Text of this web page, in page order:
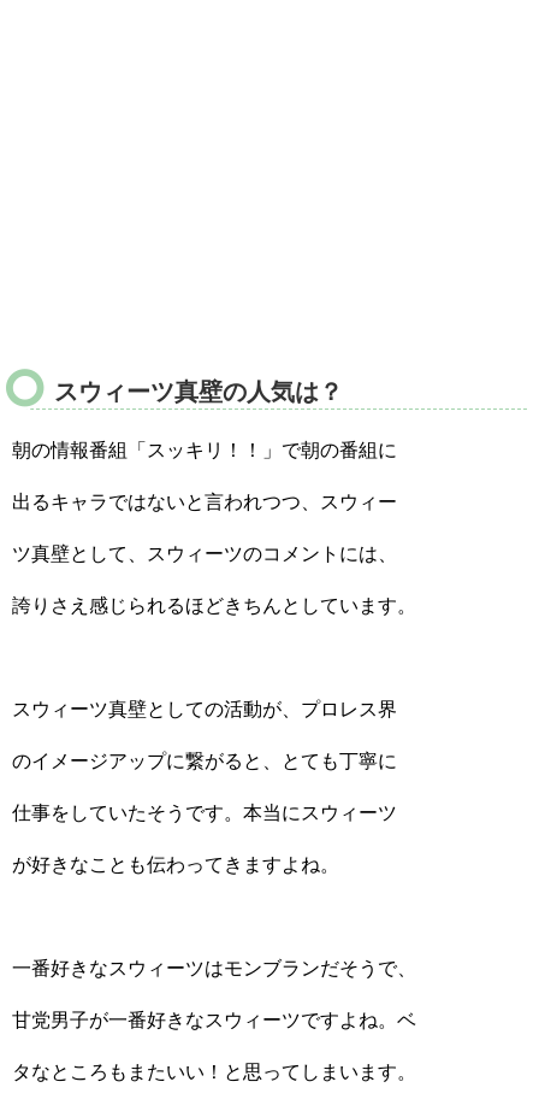
スウィーツ真壁の人気は？
朝の情報番組「スッキリ！！」で朝の番組に
出るキャラではないと言われつつ、スウィー
ツ真壁として、スウィーツのコメントには、
誇りさえ感じられるほどきちんとしています。
スウィーツ真壁としての活動が、プロレス界
のイメージアップに繋がると、とても丁寧に
仕事をしていたそうです。本当にスウィーツ
が好きなことも伝わってきますよね。
一番好きなスウィーツはモンブランだそうで、
甘党男子が一番好きなスウィーツですよね。ベ
タなところもまたいい！と思ってしまいます。